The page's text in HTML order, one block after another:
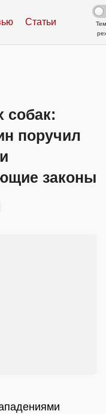
Статьи
собак:
поручил
законы